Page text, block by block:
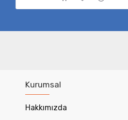
Kurumsal
Hakkımızda